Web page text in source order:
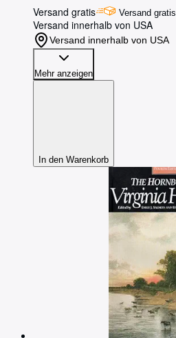
Versand gratis
Versand gratis
Versand innerhalb von USA
Versand innerhalb von USA
Mehr anzeigen
In den Warenkorb